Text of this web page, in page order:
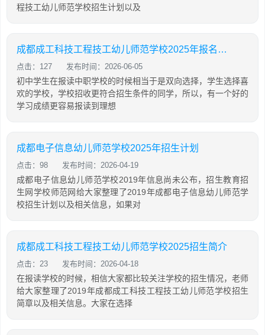
程技工幼儿师范学校招生计划以及
成都成工科技工程技工幼儿师范学校2025年报名条件、招生对象
点击：127 发布时间：2026-06-05
初中学生在报读中职学校的时候相当于是双向选择，学生选择喜
欢的学校，学校招收更符合招生条件的同学，所以，有一个好的
学习成绩更容易报读到理想
成都电子信息幼儿师范学校2025年招生计划
点击：98 发布时间：2026-04-19
成都电子信息幼儿师范学校2019年信息尚未公布，招生教育招
生网学校师范网给大家整理了2019年成都电子信息幼儿师范学
校招生计划以及相关信息，如果对
成都成工科技工程技工幼儿师范学校2025招生简介
点击：23 发布时间：2026-04-18
在报读学校的时候，相信大家都比较关注学校的招生情况，老师
给大家整理了2019年成都成工科技工程技工幼儿师范学校招生
简章以及相关信息。大家在选择